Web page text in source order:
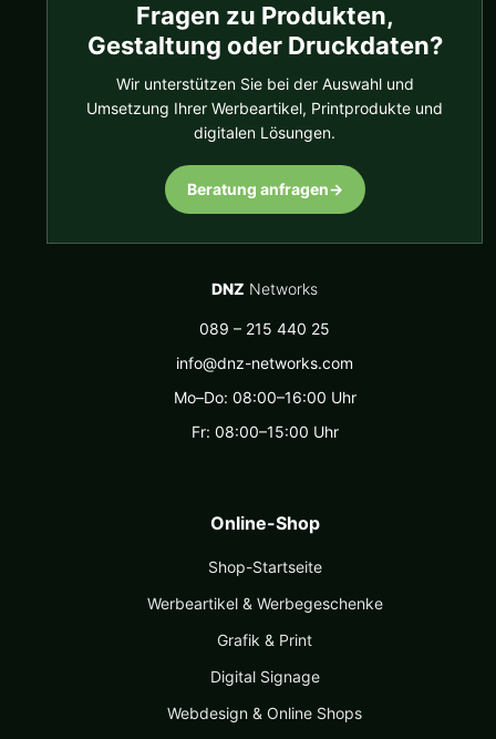
Fragen zu Produkten,
Gestaltung oder Druckdaten?
Wir unterstützen Sie bei der Auswahl und
Umsetzung Ihrer Werbeartikel, Printprodukte und
digitalen Lösungen.
Beratung anfragen→
DNZ Networks
089 – 215 440 25
info@dnz-networks.com
Mo–Do: 08:00–16:00 Uhr
Fr: 08:00–15:00 Uhr
Online-Shop
Shop-Startseite
Werbeartikel & Werbegeschenke
Grafik & Print
Digital Signage
Webdesign & Online Shops